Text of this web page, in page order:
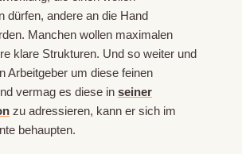
dürfen, andere an die Hand
Manchen wollen maximalen
klare Strukturen. Und so weiter und
Arbeitgeber um diese feinen
vermag es diese in seiner
zu adressieren, kann er sich im
behaupten.